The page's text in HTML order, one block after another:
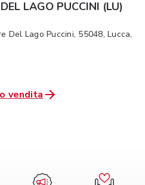
LAGO PUCCINI (LU)
Del Lago Puccini, 55048, Lucca,
vendita